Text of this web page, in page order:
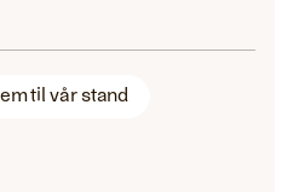
til vår stand